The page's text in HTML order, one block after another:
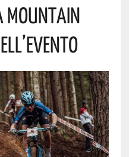
Mountain